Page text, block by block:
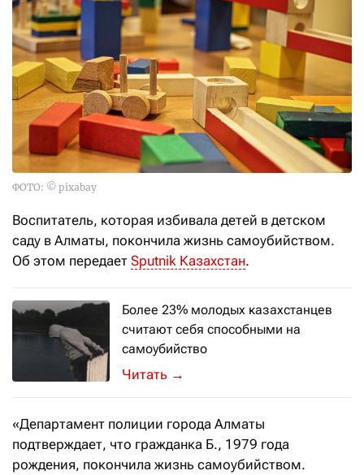
ФОТО: © pixabay
Воспитатель, которая избивала детей в детском
саду в Алматы, покончила жизнь самоубийством.
Об этом передает Sputnik Казахстан.
Более 23% молодых казахстанцев
считают себя способными на
самоубийство
Такие данные получил фонд
→
«Департамент полиции города Алматы
подтверждает, что гражданка Б., 1979 года
рождения, покончила жизнь самоубийством.